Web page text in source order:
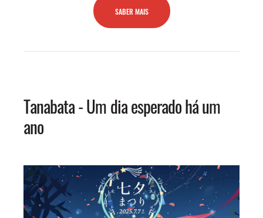
SABER MAIS
Tanabata - Um dia esperado há um
ano